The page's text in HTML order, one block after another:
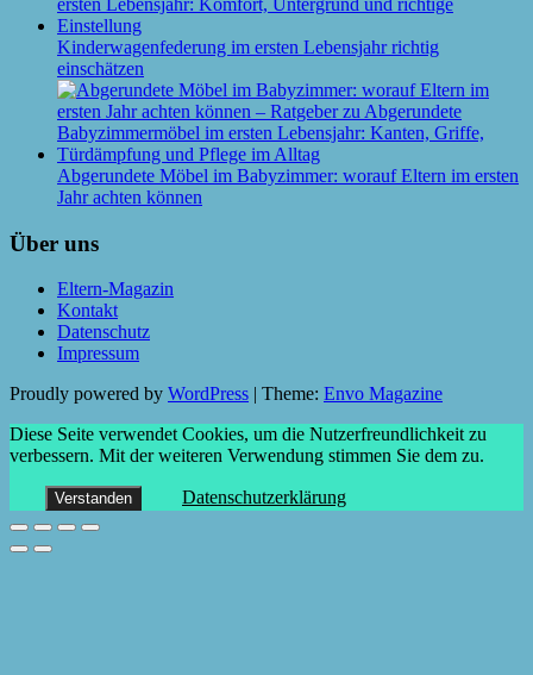
Kinderwagenfederung im ersten Lebensjahr richtig
einschätzen
Abgerundete Möbel im Babyzimmer: worauf Eltern im ersten
Jahr achten können
Über uns
Eltern-Magazin
Kontakt
Datenschutz
Impressum
Proudly powered by WordPress Theme: Envo Magazine
Diese Seite verwendet Cookies, um die Nutzerfreundlichkeit zu
verbessern. Mit der weiteren Verwendung stimmen Sie dem zu.
Verstanden Datenschutzerklärung